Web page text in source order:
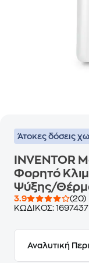
Άτοκες δόσεις
INVENTOR
Φορητό
Ψύξης/
3.9
(20)
ΚΩΔΙΚΟΣ: 1697437
Αναλυτική